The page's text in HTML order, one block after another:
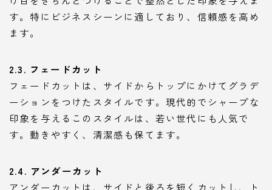
す。特にビジネスシーンに適しており、信頼感を高め
ます。
2.3. フェードカット
フェードカットは、サイドからトップにかけてグラデ
ーションをつけたスタイルです。現代的でシャープな
印象を与えるこのスタイルは、若い世代にも人気で
す。動きやすく、清潔感も保てます。
2.4. アンダーカット
アンダーカットは、サイドと後ろを短くカットし、ト